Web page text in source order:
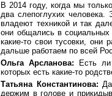
В 2014 году, когда мы
два слепоглухих человека.
владеют техникой и так
они общались в социальных
какие-то свои тусовки,
дальше работаем по всей
Ольга Арсланова: Есть
которых есть какие-то
Татьяна Константинова:
держим в голове и